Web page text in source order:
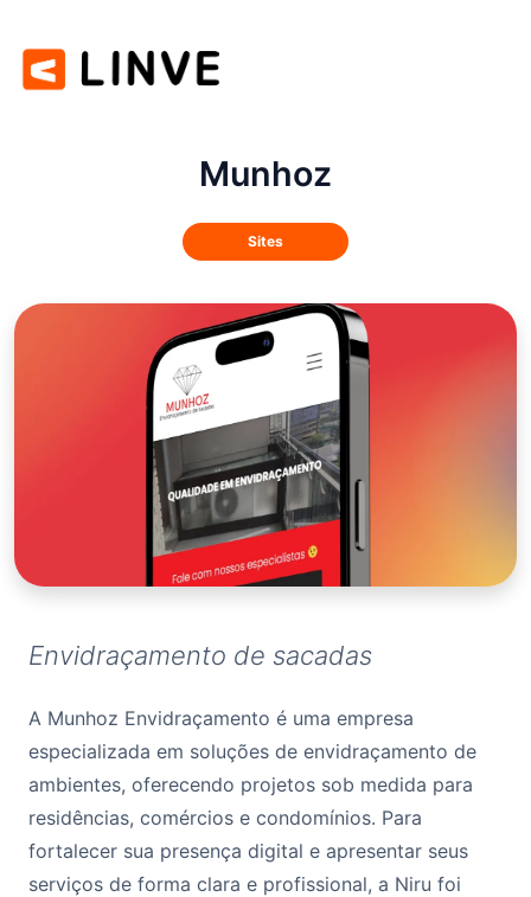
Munhoz
Sites
Envidraçamento de sacadas
A Munhoz Envidraçamento é uma empresa
especializada em soluções de envidraçamento de
ambientes, oferecendo projetos sob medida para
residências, comércios e condomínios. Para
fortalecer sua presença digital e apresentar seus
serviços de forma clara e profissional, a Niru foi